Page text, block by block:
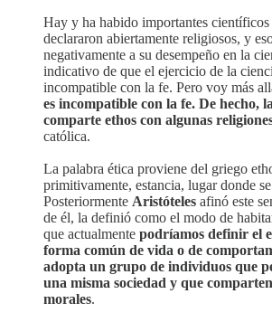
Hay y ha habido importantes científicos
declararon abiertamente religiosos, y
negativamente a su desempeño en la
indicativo de que el ejercicio de la
incompatible con la fe. Pero voy más
es incompatible con la fe. De hecho,
comparte ethos con algunas
católica.
La palabra ética proviene del griego
primitivamente, estancia, lugar donde
Posteriormente Aristóteles afinó este
de él, la definió como el modo de
que actualmente podríamos definir el
forma común de vida o de
adopta un grupo de individuos que
una misma sociedad y que
morales.